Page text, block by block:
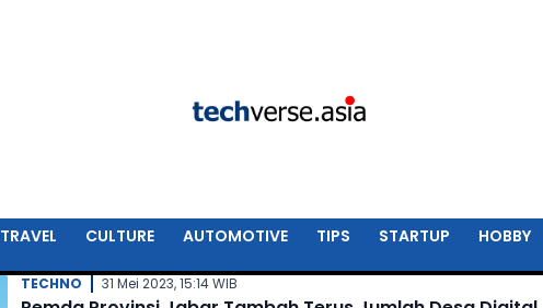
TRAVEL CULTURE AUTOMOTIVE TIPS STARTUP HOBBY
TECHNO 31 Mei 2023, 15:14 WIB